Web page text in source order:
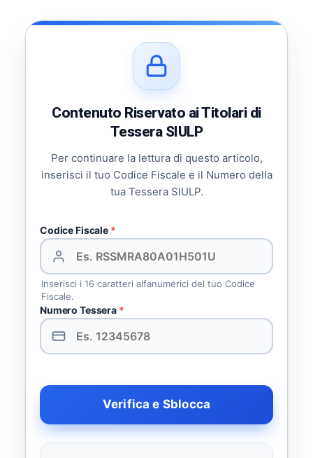
Contenuto Riservato ai Titolari di
Tessera SIULP
Per continuare la lettura di questo articolo,
inserisci il tuo Codice Fiscale e il Numero della
tua Tessera SIULP.
Codice Fiscale *
Inserisci i 16 caratteri alfanumerici del tuo Codice
Fiscale.
Numero Tessera *
Verifica e Sblocca